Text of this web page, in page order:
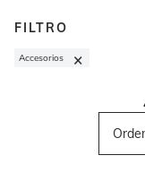
FILTRO
Accesorios ×